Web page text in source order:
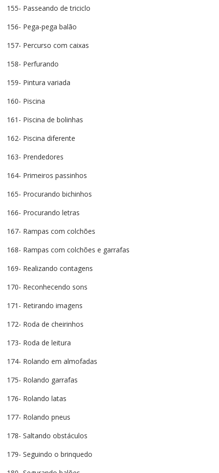
155- Passeando de triciclo
156- Pega-pega balão
157- Percurso com caixas
158- Perfurando
159- Pintura variada
160- Piscina
161- Piscina de bolinhas
162- Piscina diferente
163- Prendedores
164- Primeiros passinhos
165- Procurando bichinhos
166- Procurando letras
167- Rampas com colchões
168- Rampas com colchões e garrafas
169- Realizando contagens
170- Reconhecendo sons
171- Retirando imagens
172- Roda de cheirinhos
173- Roda de leitura
174- Rolando em almofadas
175- Rolando garrafas
176- Rolando latas
177- Rolando pneus
178- Saltando obstáculos
179- Seguindo o brinquedo